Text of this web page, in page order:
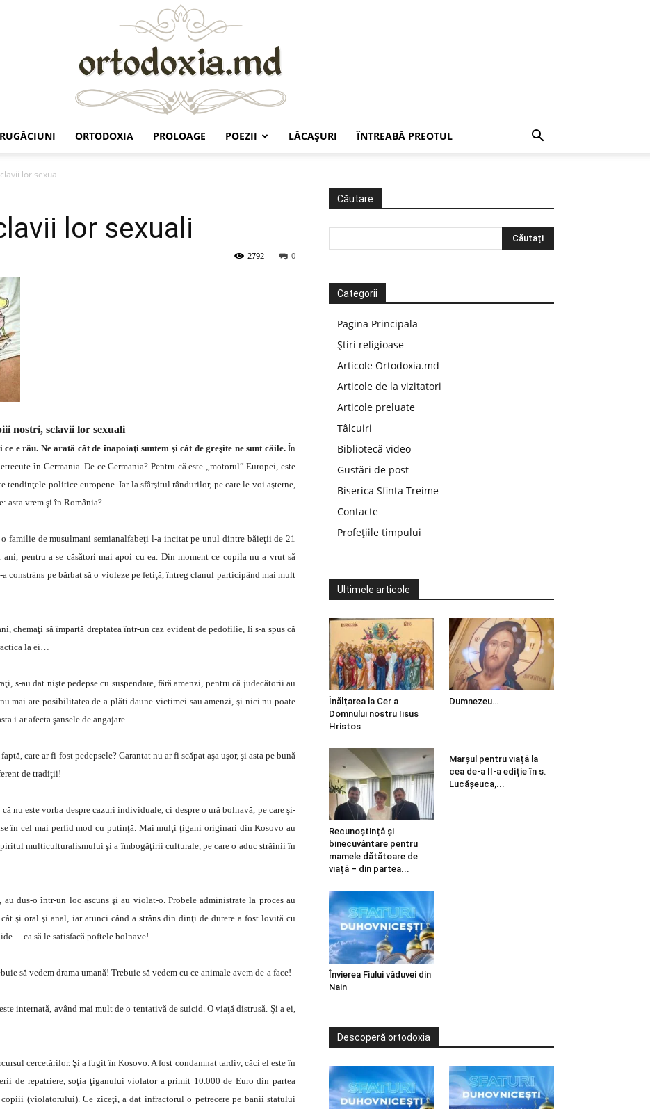
RUGĂCIUNI ORTODOXIA PROLOAGE POEZII LĂCAŞURI ÎNTREABĂ PREOTUL
lor sexuali
lor sexuali
0
2792
nostri, sclavii lor sexuali
e rău. Ne arată cât de înapoiaţi suntem şi cât de greşite ne sunt căile. În
în Germania. De ce Germania? Pentru că este „motorul” Europei, este
tendinţele politice europene. Iar la sfârşitul rândurilor, pe care le voi aşterne,
asta vrem şi în România?
familie de musulmani semianalfabeţi l-a incitat pe unul dintre băieţii de 21
pentru a se căsători mai apoi cu ea. Din moment ce copila nu a vrut să
constrâns pe bărbat să o violeze pe fetiţă, întreg clanul participând mai mult
chemaţi să împartă dreptatea într-un caz evident de pedofilie, li s-a spus că
la ei…
s-au dat nişte pedepse cu suspendare, fără amenzi, pentru că judecătorii au
mai are posibilitatea de a plăti daune victimei sau amenzi, şi nici nu poate
i-ar afecta şansele de angajare.
care ar fi fost pedepsele? Garantat nu ar fi scăpat aşa uşor, şi asta pe bună
de tradiţii!
nu este vorba despre cazuri individuale, ci despre o ură bolnavă, pe care şi-
în cel mai perfid mod cu putinţă. Mai mulţi ţigani originari din Kosovo au
multiculturalismului şi a îmbogăţirii culturale, pe care o aduc străinii în
dus-o într-un loc ascuns şi au violat-o. Probele administrate la proces au
şi oral şi anal, iar atunci când a strâns din dinţi de durere a fost lovită cu
ca să le satisfacă poftele bolnave!
să vedem drama umană! Trebuie să vedem cu ce animale avem de-a face!
internată, având mai mult de o tentativă de suicid. O viaţă distrusă. Şi a ei,
cercetărilor. Şi a fugit în Kosovo. A fost condamnat tardiv, căci el este în
de repatriere, soţia ţiganului violator a primit 10.000 de Euro din partea
copiii (violatorului). Ce ziceţi, a dat infractorul o petrecere pe banii statului
Căutare
Categorii
Pagina Principala
Știri religioase
Articole Ortodoxia.md
Articole de la vizitatori
Articole preluate
Tâlcuiri
Bibliotecă video
Gustări de post
Biserica Sfinta Treime
Contacte
Profețiile timpului
Ultimele articole
Înălțarea la Cer a
Domnului nostru Iisus
Hristos
Dumnezeu…
Recunoștință și
binecuvântare pentru
mamele dătătoare de
viață – din partea...
Marșul pentru viață la
cea de-a II-a ediție în s.
Lucășeuca,...
Învierea Fiului văduvei din
Nain
Descoperă ortodoxia